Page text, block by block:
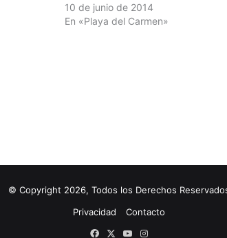
10 de junio de 2014
En «Playa del Carmen»
© Copyright 2026, Todos los Derechos
Privacidad
Contacto
Facebook
X YouTubeInstagram